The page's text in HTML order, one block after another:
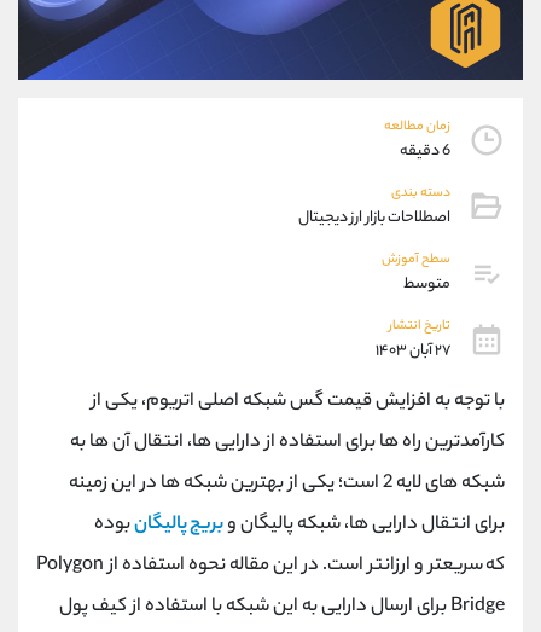
زمان مطالعه
6 دقیقه
دسته بندی
اصطلاحات بازار ارز دیجیتال
سطح آموزش
متوسط
تاریخ انتشار
۲۷ آبان ۱۴۰۳
با توجه به افزایش قیمت گس شبکه اصلی اتریوم، یکی از
کارآمدترین راه ‌ها برای استفاده از دارایی‌ ها، انتقال آن ها به
شبکه‌ های لایه 2 است؛ یکی از بهترین شبکه ها در این زمینه
برای انتقال دارایی ها، شبکه پالیگان وبریج پالیگانبوده
که سریعتر و ارزانتر است. در این مقاله نحوه استفاده ازPolygon
Bridgeبرای ارسال دارایی به این شبکه با استفاده از کیف پول
09194198792
واتساپ شروع گفتگو
تلگرام
پشتیبان فروش
موبایل
اطلاعات تماس
تلفن 021-22021030
تلفن 021-22021040
بدون پیش شماره
اینستاگرام @alireza.mehrabii
کانال تلگرام @alirezamehrabi_com
@alirezamehrabi_official